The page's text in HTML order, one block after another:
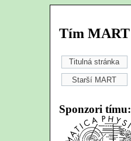
Tím MART
Titulná stránka
Starší MART
Sponzori tímu: